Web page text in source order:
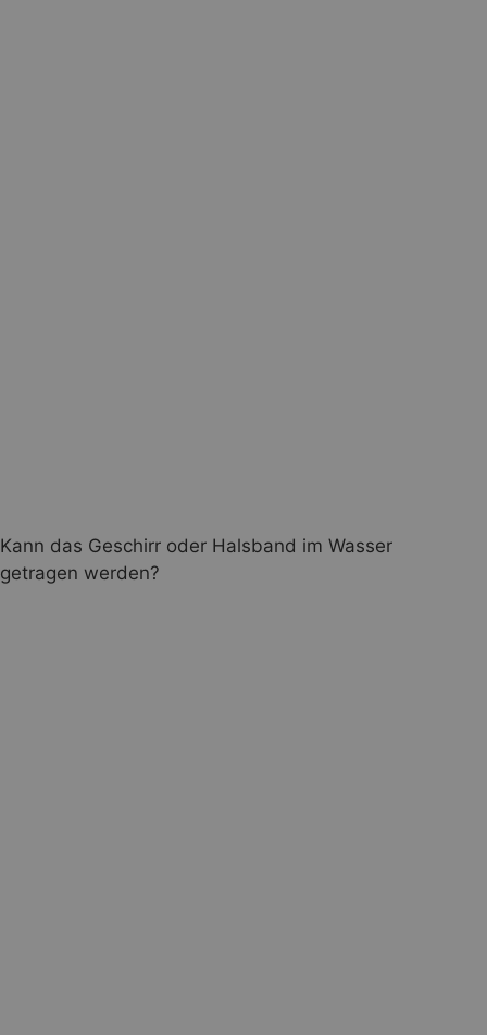
Kann das Geschirr oder Halsband im Wasser
getragen werden?